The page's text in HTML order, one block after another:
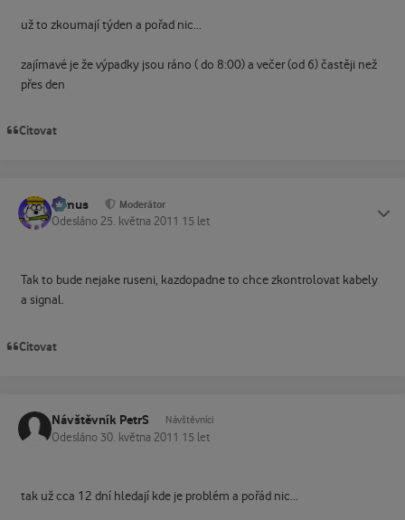
už to zkoumají týden a pořad nic...
zajímavé je že výpadky jsou ráno ( do 8:00) a večer (od 6) častěji než
přes den
Citovat
tomus Moderátor
Odesláno 25. května 2011 15 let
Tak to bude nejake ruseni, kazdopadne to chce zkontrolovat kabely
a signal.
Citovat
Návštěvník PetrS Návštěvníci
Odesláno 30. května 2011 15 let
tak už cca 12 dní hledají kde je problém a pořád nic...